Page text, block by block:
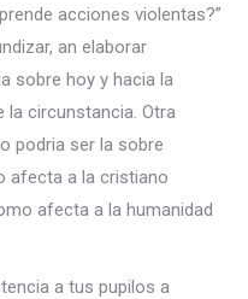
acciones violentas?”
an elaborar
sobre hoy y hacia la
circunstancia. Otra
podria ser la sobre
afecta a la cristiano
afecta a la humanidad
a tus pupilos a